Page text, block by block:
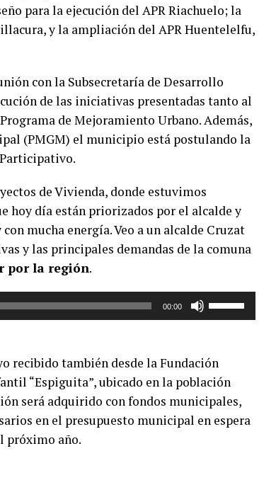
para la ejecución del APR Riachuelo; la
y la ampliación del APR Huentelelfu,
con la Subsecretaría de Desarrollo
de las iniciativas presentadas tanto al
de Mejoramiento Urbano. Además,
(PMGM) el municipio está postulando la
de Vivienda, donde estuvimos
hoy día están priorizados por el alcalde y
mucha energía. Veo a un alcalde Cruzat
y las principales demandas de la comuna
por la región.
00:00
flecha
arriba/abajo
para
aumentar
recibido también desde la Fundación
“Espiguita”, ubicado en la población
será adquirido con fondos municipales,
en el presupuesto municipal en espera
próximo año.